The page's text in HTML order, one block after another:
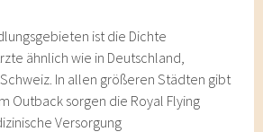
ist die Dichte
ähnlich wie in Deutschland,
In allen größeren Städten gibt
Outback sorgen die Royal Flying
Versorgung